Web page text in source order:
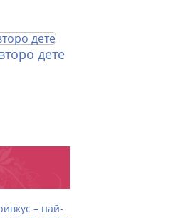
дете
– най-